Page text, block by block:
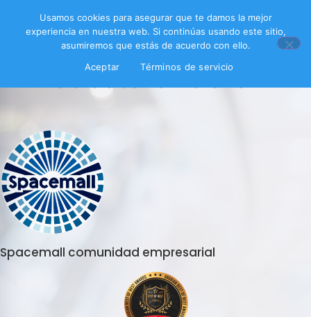
Encuesta endersl
Spacemall comunidad empresarial
Usamos cookies para asegurar que te damos la mejor
experiencia en nuestra web. Si continúas usando este sitio,
asumiremos que estás de acuerdo con ello.
Aceptar
Términos de servicio